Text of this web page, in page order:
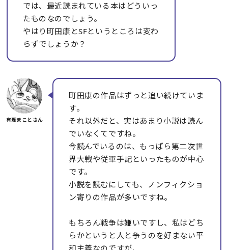
では、最近読まれている本はどういっ
たものなのでしょう。
やはり町田康とSFというところは変わ
らずでしょうか？
町田康の作品はずっと追い続けていま
す。
それ以外だと、実はあまり小説は読ん
でいなくてですね。
今読んでいるのは、もっぱら第二次世
界大戦や従軍手記といったものが中心
です。
小説を読むにしても、ノンフィクショ
ン寄りの作品が多いですね。
もちろん戦争は嫌いですし、私はどち
らかというと人と争うのを好まない平